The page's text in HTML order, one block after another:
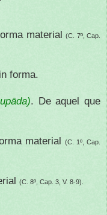
material (C. 7º, Cap.
forma.
. De aquel que
material (C. 1º, Cap.
(C. 8º, Cap. 3, V. 8-9).